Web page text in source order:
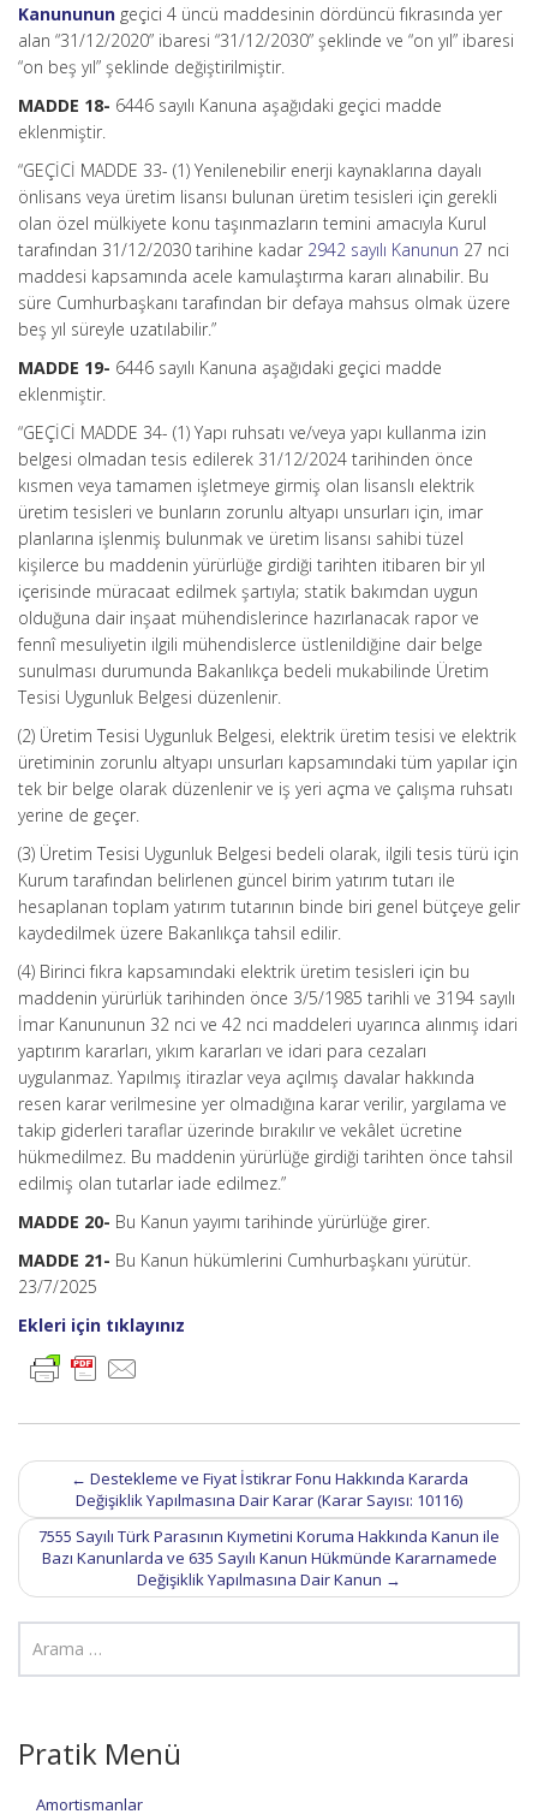
Kanununun geçici 4 üncü maddesinin dördüncü fıkrasında yer
alan “31/12/2020” ibaresi “31/12/2030” şeklinde ve “on yıl” ibaresi
“on beş yıl” şeklinde değiştirilmiştir.
MADDE 18- 6446 sayılı Kanuna aşağıdaki geçici madde
eklenmiştir.
“GEÇİCİ MADDE 33- (1) Yenilenebilir enerji kaynaklarına dayalı
önlisans veya üretim lisansı bulunan üretim tesisleri için gerekli
olan özel mülkiyete konu taşınmazların temini amacıyla Kurul
tarafından 31/12/2030 tarihine kadar 2942 sayılı Kanunun 27 nci
maddesi kapsamında acele kamulaştırma kararı alınabilir. Bu
süre Cumhurbaşkanı tarafından bir defaya mahsus olmak üzere
beş yıl süreyle uzatılabilir.”
MADDE 19- 6446 sayılı Kanuna aşağıdaki geçici madde
eklenmiştir.
“GEÇİCİ MADDE 34- (1) Yapı ruhsatı ve/veya yapı kullanma izin
belgesi olmadan tesis edilerek 31/12/2024 tarihinden önce
kısmen veya tamamen işletmeye girmiş olan lisanslı elektrik
üretim tesisleri ve bunların zorunlu altyapı unsurları için, imar
planlarına işlenmiş bulunmak ve üretim lisansı sahibi tüzel
kişilerce bu maddenin yürürlüğe girdiği tarihten itibaren bir yıl
içerisinde müracaat edilmek şartıyla; statik bakımdan uygun
olduğuna dair inşaat mühendislerince hazırlanacak rapor ve
fennî mesuliyetin ilgili mühendislerce üstlenildiğine dair belge
sunulması durumunda Bakanlıkça bedeli mukabilinde Üretim
Tesisi Uygunluk Belgesi düzenlenir.
(2) Üretim Tesisi Uygunluk Belgesi, elektrik üretim tesisi ve elektrik
üretiminin zorunlu altyapı unsurları kapsamındaki tüm yapılar için
tek bir belge olarak düzenlenir ve iş yeri açma ve çalışma ruhsatı
yerine de geçer.
(3) Üretim Tesisi Uygunluk Belgesi bedeli olarak, ilgili tesis türü için
Kurum tarafından belirlenen güncel birim yatırım tutarı ile
hesaplanan toplam yatırım tutarının binde biri genel bütçeye gelir
kaydedilmek üzere Bakanlıkça tahsil edilir.
(4) Birinci fıkra kapsamındaki elektrik üretim tesisleri için bu
maddenin yürürlük tarihinden önce 3/5/1985 tarihli ve 3194 sayılı
İmar Kanununun 32 nci ve 42 nci maddeleri uyarınca alınmış idari
yaptırım kararları, yıkım kararları ve idari para cezaları
uygulanmaz. Yapılmış itirazlar veya açılmış davalar hakkında
resen karar verilmesine yer olmadığına karar verilir, yargılama ve
takip giderleri taraflar üzerinde bırakılır ve vekâlet ücretine
hükmedilmez. Bu maddenin yürürlüğe girdiği tarihten önce tahsil
edilmiş olan tutarlar iade edilmez.”
MADDE 20- Bu Kanun yayımı tarihinde yürürlüğe girer.
MADDE 21- Bu Kanun hükümlerini Cumhurbaşkanı yürütür.
23/7/2025
Ekleri için tıklayınız
Post
navigation
← Destekleme ve Fiyat İstikrar Fonu Hakkında Kararda
Değişiklik Yapılmasına Dair Karar (Karar Sayısı: 10116)
7555 Sayılı Türk Parasının Kıymetini Koruma Hakkında Kanun ile
Bazı Kanunlarda ve 635 Sayılı Kanun Hükmünde Kararnamede
Değişiklik Yapılmasına Dair Kanun →
Pratik Menü
Amortismanlar